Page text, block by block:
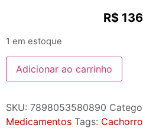
R$
1 em estoque
Adicionar ao carrinho
SKU: 7898053580890
Medicamentos Tags: